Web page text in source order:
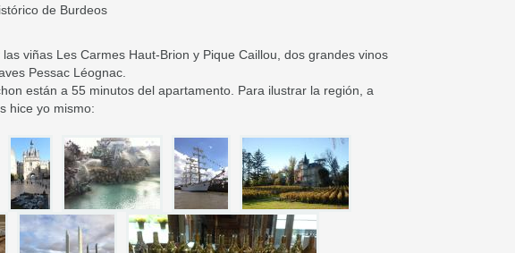
de Burdeos
viñas Les Carmes Haut-Brion y Pique Caillou, dos grandes vinos
Pessac Léognac.
están a 55 minutos del apartamento. Para ilustrar la región, a
hice yo mismo: